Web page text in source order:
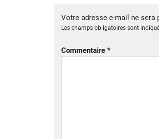
Votre adresse e-mail ne sera
Les champs obligatoires sont
Commentaire *